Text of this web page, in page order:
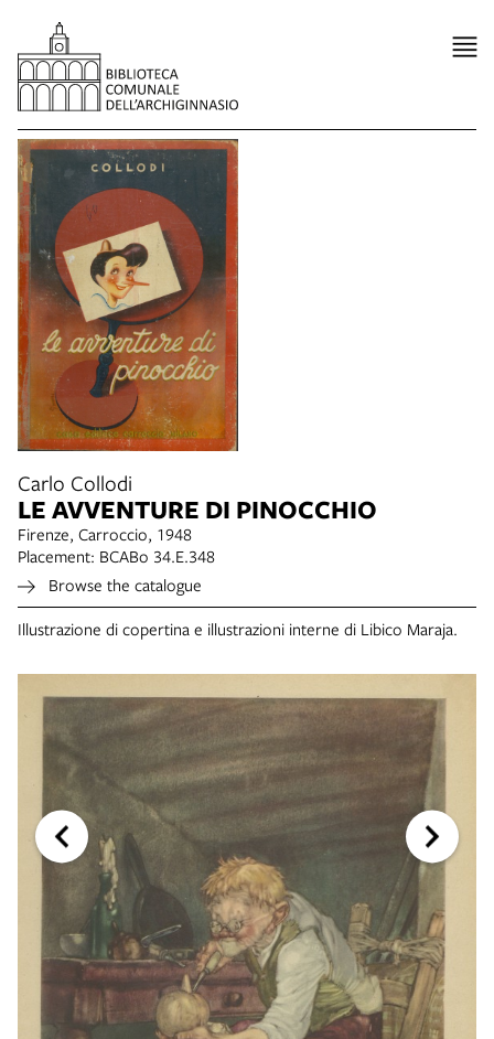
Carlo Collodi
LE AVVENTURE DI PINOCCHIO
Firenze, Carroccio, 1948
Placement: BCABo 34.E.348
Browse the catalogue
Illustrazione di copertina e illustrazioni interne di Libico Maraja.